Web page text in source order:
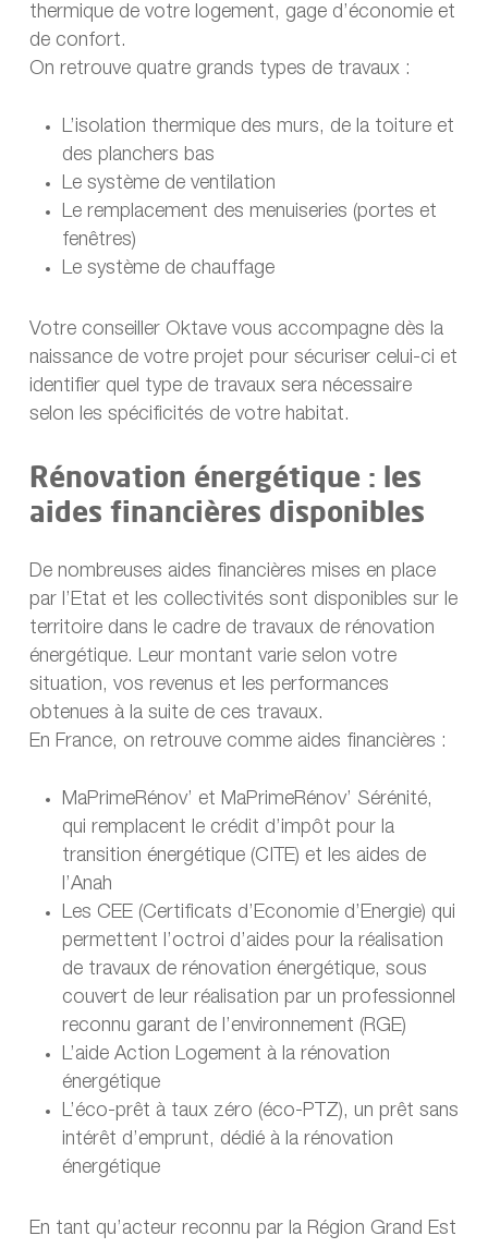
thermique de votre logement, gage d’économie et
de confort.
On retrouve quatre grands types de travaux :
L’isolation thermique des murs, de la toiture et
des planchers bas
Le système de ventilation
Le remplacement des menuiseries (portes et
fenêtres)
Le système de chauffage
Votre conseiller Oktave vous accompagne dès la
naissance de votre projet pour sécuriser celui-ci et
identifier quel type de travaux sera nécessaire
selon les spécificités de votre habitat.
Rénovation énergétique : les
aides financières disponibles
De nombreuses aides financières mises en place
par l’Etat et les collectivités sont disponibles sur le
territoire dans le cadre de travaux de rénovation
énergétique. Leur montant varie selon votre
situation, vos revenus et les performances
obtenues à la suite de ces travaux.
En France, on retrouve comme aides financières :
MaPrimeRénov’ et MaPrimeRénov’ Sérénité,
qui remplacent le crédit d’impôt pour la
transition énergétique (CITE) et les aides de
l’Anah
Les CEE (Certificats d’Economie d’Energie) qui
permettent l’octroi d’aides pour la réalisation
de travaux de rénovation énergétique, sous
couvert de leur réalisation par un professionnel
reconnu garant de l’environnement (RGE)
L’aide Action Logement à la rénovation
énergétique
L’éco-prêt à taux zéro (éco-PTZ), un prêt sans
intérêt d’emprunt, dédié à la rénovation
énergétique
En tant qu’acteur reconnu par la Région Grand Est